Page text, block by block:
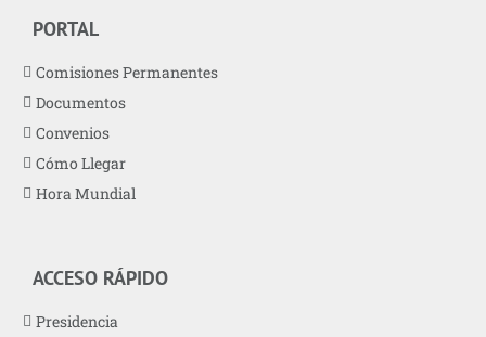
PORTAL
Comisiones Permanentes
Documentos
Convenios
Cómo Llegar
Hora Mundial
ACCESO RÁPIDO
Presidencia